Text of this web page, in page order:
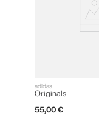
adidas
Originals
55,00 €